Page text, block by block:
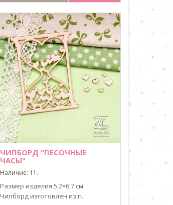
ЧИПБОРД "ПЕСОЧНЫЕ
ЧАСЫ"
Наличие: 11.
Размер изделия 5,2×6,7 см.
Чипборд изготовлен из п..